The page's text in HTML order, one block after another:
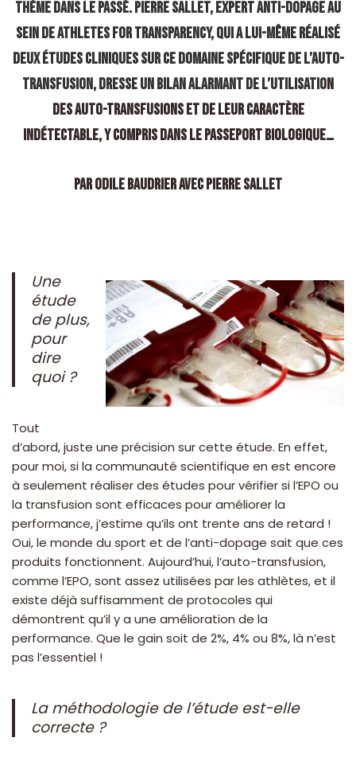
thème dans le passé. Pierre Sallet, expert anti-dopage au
sein de Athletes for Transparency, qui a lui-même réalisé
deux études cliniques sur ce domaine spécifique de l’auto-
transfusion, dresse un bilan alarmant de l’utilisation
des auto-transfusions et de leur caractère
indétectable, y compris dans le passeport biologique…
Par Odile Baudrier avec Pierre Sallet
Une
étude
de plus,
pour
dire
quoi ?
Tout
d’abord, juste une précision sur cette étude. En effet,
pour moi, si la communauté scientifique en est encore
à seulement réaliser des études pour vérifier si l’EPO ou
la transfusion sont efficaces pour améliorer la
performance, j’estime qu’ils ont trente ans de retard !
Oui, le monde du sport et de l’anti-dopage sait que ces
produits fonctionnent. Aujourd’hui, l’auto-transfusion,
comme l’EPO, sont assez utilisées par les athlètes, et il
existe déjà suffisamment de protocoles qui
démontrent qu’il y a une amélioration de la
performance. Que le gain soit de 2%, 4% ou 8%, là n’est
pas l’essentiel !
La méthodologie de l’étude est-elle
correcte ?